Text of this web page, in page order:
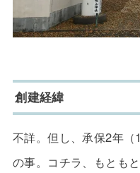
創建経緯
不詳。但し、承保2年
の事。コチラ、もとも